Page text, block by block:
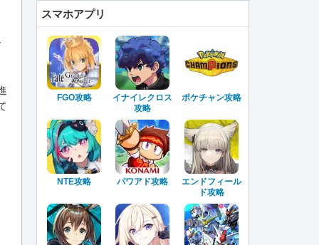
スマホアプリ
FGO攻略
イナイレクロス
攻略
ポケチャン攻略
NTE攻略 パワアド攻略
エンドフィール
ド攻略